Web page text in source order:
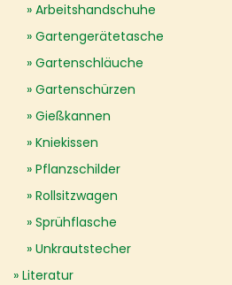
Arbeitshandschuhe
Gartengerätetasche
Gartenschläuche
Gartenschürzen
Gießkannen
Kniekissen
Pflanzschilder
Rollsitzwagen
Sprühflasche
Unkrautstecher
Literatur